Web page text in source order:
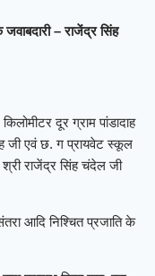
जवाबदारी – राजेंद्र सिंह
दूर ग्राम पांडादाह
जी एवं छ. ग प्रायवेट स्कूल
राजेंद्र सिंह चंदेल जी
आदि निश्चित प्रजाति के